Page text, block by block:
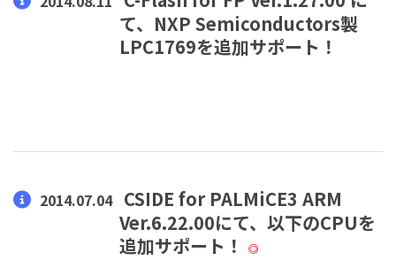
て、NXP Semiconductors製
LPC1769を追加サポート！
2014.07.04 CSIDE for PALMiCE3 ARM
Ver.6.22.00にて、以下のCPUを
追加サポート！
◎